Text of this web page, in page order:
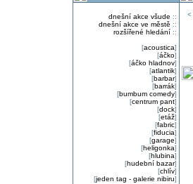
dnešní akce všude ::
dnešní akce ve městě ::
rozšířené hledání::
[acoustica]
[áčko]
[áčko hladnov]
[atlantik]
[barbar]
[barrák]
[bumbum comedy]
[centrum pant]
[dock]
[etáž]
[fabric]
[fiducia]
[garage]
[heligonka]
[hlubina]
[hudební bazar]
[chlív]
[jeden tag - galerie nibiru]
<